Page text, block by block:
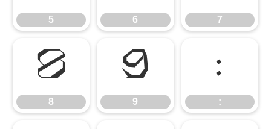
5 6 7
8
8
9
9
:
: